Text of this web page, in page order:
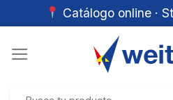
Catálogo online ·